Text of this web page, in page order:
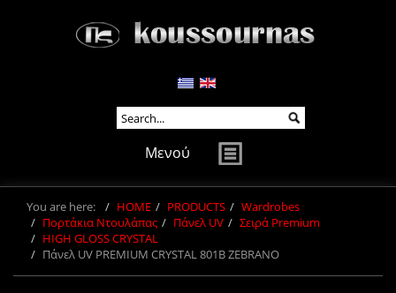
Μενού
You are here: HOME PRODUCTS
Wardrobes
Πορτάκια Ντουλάπας
Πάνελ UV
Σειρά Premium
HIGH GLOSS CRYSTAL
Πάνελ UV PREMIUM CRYSTAL 801B ZEBRANO